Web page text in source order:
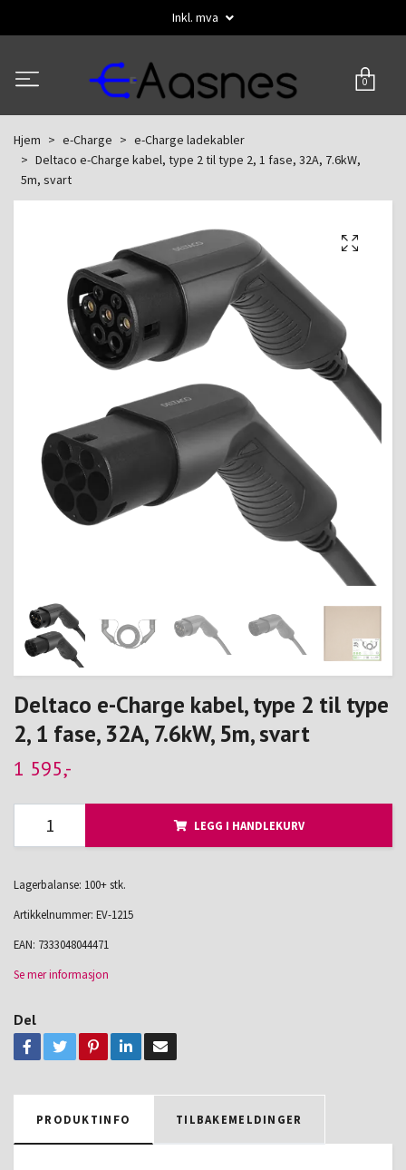
Inkl. mva
0
Hjem e-Charge
e-Charge ladekabler
Deltaco e-Charge kabel, type 2 til type 2, 1 fase, 32A, 7.6kW,
5m, svart
Deltaco e-Charge kabel, type 2 til type
2, 1 fase, 32A, 7.6kW, 5m, svart
1 595,-
LEGG I HANDLEKURV
Lagerbalanse: 100+ stk.
Artikkelnummer: EV-1215
EAN: 7333048044471
Se mer informasjon
Del
PRODUKTINFO TILBAKEMELDINGER